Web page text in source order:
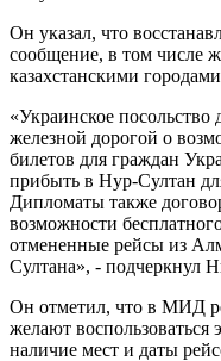
Он указал, что
сообщение, в том числе
казахстанскими
«Украинское посольство
железной дорогой о
билетов для граждан
прибыть в Нур-Султан
Дипломаты также
возможности
отмененные рейсы из
Султана», - подчеркнул
Он отметил, что в МИД
желают воспользоваться
наличие мест и даты